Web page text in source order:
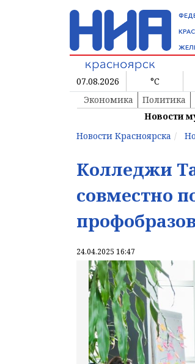
07.08.2026 °C
Экономика
Политика
Новости
Новости Красноярска
Колледжи
совместно
24.04.2025 16:47